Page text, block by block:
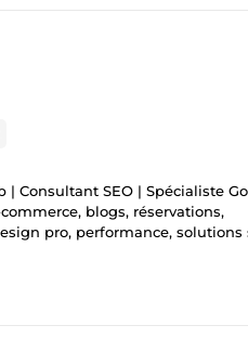
Consultant SEO | Spécialiste
blogs, réservations,
pro, performance, solutions
Console, Analytics et
votre site ? Parlons-en sur
services liés à votre site web, il